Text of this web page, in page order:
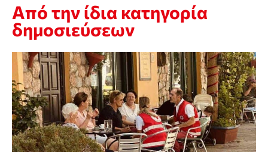
Από την ίδια κατηγορία
δημοσιεύσεων